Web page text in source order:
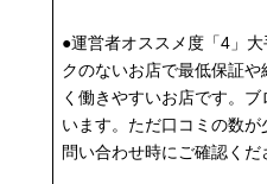
●運営者オススメ度「4」
クのないお店で最低保証
く働きやすいお店です。
います。ただ口コミの数
問い合わせ時にご確認くだ